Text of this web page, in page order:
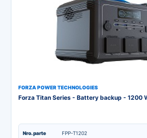
FORZA POWER TECHNOLOGIES
Forza Titan Series - Battery backup - 1200
Nro. parte
FPP-T1202